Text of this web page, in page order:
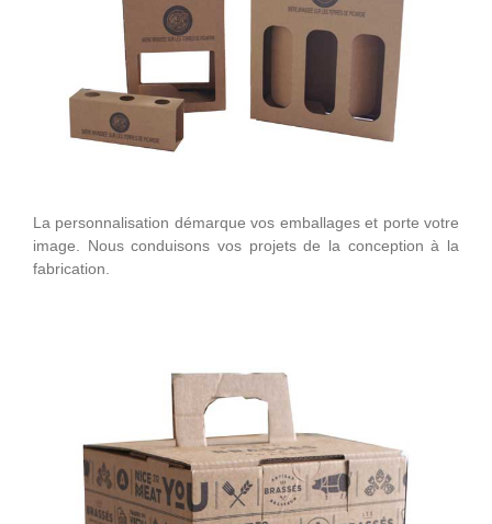
La personnalisation démarque vos emballages et porte votre
image. Nous conduisons vos projets de la conception à la
fabrication.